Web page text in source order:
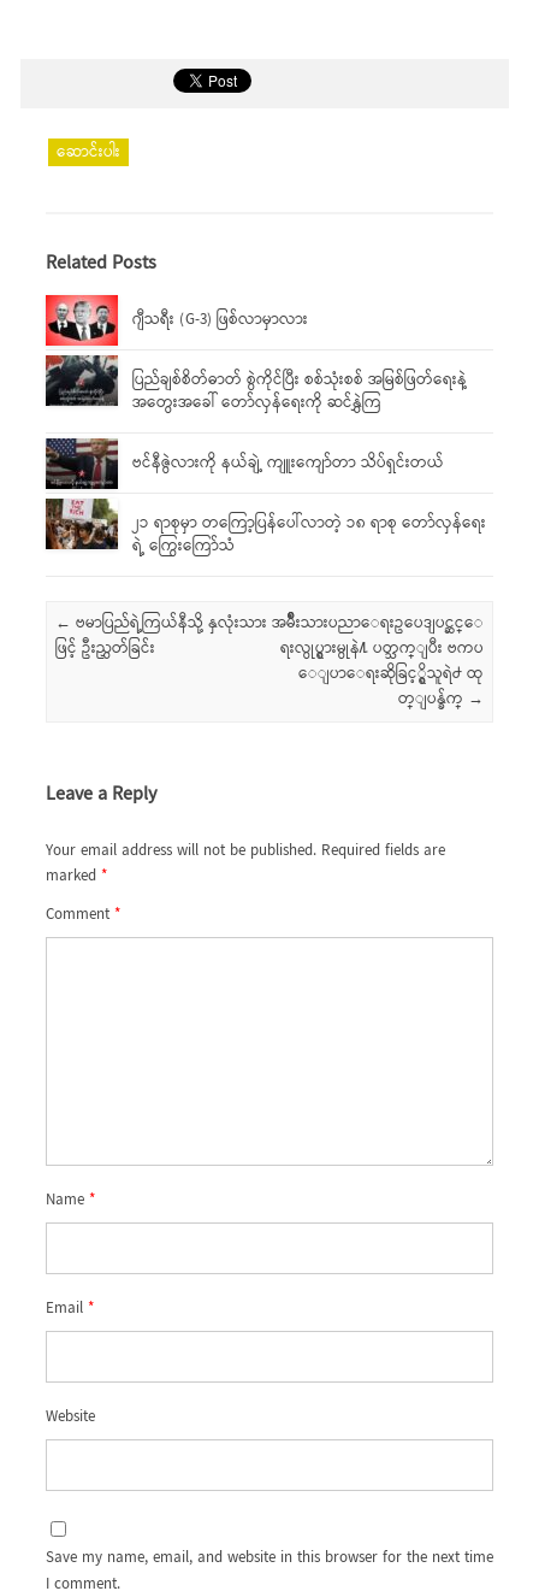
ဆောင်းပါး
Related Posts
ဂျီသရီး (G-3) ဖြစ်လာမှာလား
ပြည်ချစ်စိတ်ဓာတ် စွဲကိုင်ပြီး စစ်သုံးစစ် အမြစ်ဖြတ်ရေးနဲ့
အတွေးအခေါ် တော်လှန်ရေးကို ဆင်နွှဲကြ
ဗင်နီဇွဲလားကို နယ်ချဲ့ ကျူးကျော်တာ သိပ်ရှင်းတယ်
၂၁ ရာစုမှာ တကြော့ပြန်ပေါ်လာတဲ့ ၁၈ ရာစု တော်လှန်ရေး
ရဲ့ ကြွေးကြော်သံ
Post navigation
← ဗမာပြည်ရဲ့ကြယ်နီသို့ နှလုံးသား
ဖြင့် ဦးညွှတ်ခြင်း
အမ်ိဳးသားပညာေရးဥပေဒျပင္ဆင္ေ
ရးလွုပ္ရွားမွုနဲ႔ ပတ္သက္ျပီး ဗကပ
ေျပာေရးဆိုခြင့္ရွိသူရဲ႕ ထု
တ္ျပန္ခ်က္ →
Leave a Reply
Your email address will not be published. Required fields are
marked*
Comment*
Name*
Email*
Website
Save my name, email, and website in this browser for the next time
I comment.